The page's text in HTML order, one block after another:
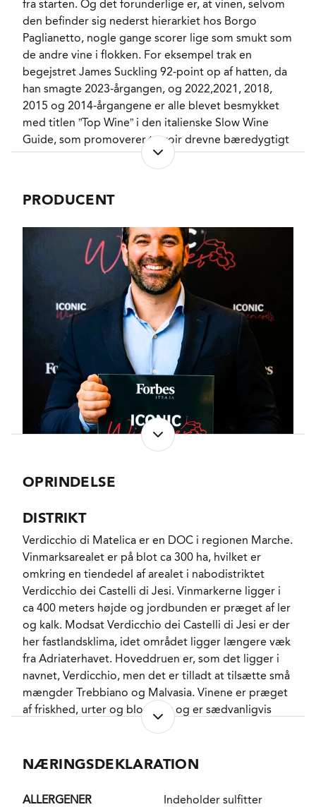
EMBALLAGETYPE
Flaske (75 cl)
VARENR.
300491
NØGLEORD Hvide blomster, Hvid
Fersken , Gul æble,
Mynte
, Citrus
PASSER GODT TIL
Aperitif , Muslinger,
Hvid fisk, Charcuteri,
FLASKELAGRING
Mandel
fra starten. Og det forunderlige er, at vinen, selvom
den befinder sig nederst hierarkiet hos Borgo
Paglianetto, nogle gange scorer lige som smukt som
de andre vine i flokken. For eksempel trak en
begejstret James Suckling 92-point op af hatten, da
han smagte 2023-årgangen, og 2022,2021, 2018,
2015 og 2014-årgangene er alle blevet besmykket
med titlen ”Top Wine” i den italienske Slow Wine
Guide, som promoverer terroir drevne bæredygtigt
producerede overvejende økologiske vine.
været dyrket i et økologisk regime uden brug af
økologiske siden 2013. Der er tale om håndhøstet
frugt, som soigneres inden de hele drueklaser ryger i
den pneumatiske presse, hvorfra mosten får lov til at
sætte sig natten over, inden gæringen i rustfrit stål
uden fremmede gærstammer går i gang.
Der anvendes ingen stabilisatorer og den
menneskelige indgriben begrænses til et minimum
for at skabe et autentisk alternativ til alle de
kulturgærede hvidvine, som oversvømmer
(super)markederne. Vinen modner 4 måneder i
tankene frem mod aftapningen på flaske uden
Mild og diskret markblomstrende med associationer
og kalk. Mellemfyldig og med en fin smagsintensitet,
ud i det salte køkken, som blive budt som aperitif.
Aldrig anmassende, bare i dejlig balance.
PRODUCENT
OPRINDELSE
DISTRIKT
Verdicchio di Matelica er en DOC i regionen Marche.
Vinmarksarealet er på blot ca 300 ha, hvilket er
omkring en tiendedel af arealet i nabodistriktet
Verdicchio dei Castelli di Jesi. Vinmarkerne ligger i
ca 400 meters højde og jordbunden er præget af ler
og kalk. Modsat Verdicchio dei Castelli di Jesi er der
her fastlandsklima, idet området ligger længere væk
fra Adriaterhavet. Hoveddruen er, som det ligger i
navnet, Verdicchio, men det er tilladt at tilsætte små
mængder Trebbiano og Malvasia. Vinene er præget
af friskhed, urter og blomster og er sædvanligvis
gæret i ståltanke, så frugten og friskheden fremmes.
status og som skal lagre minimum 2 år.
NÆRINGSDEKLARATION
ALLERGENER Indeholder sulfitter